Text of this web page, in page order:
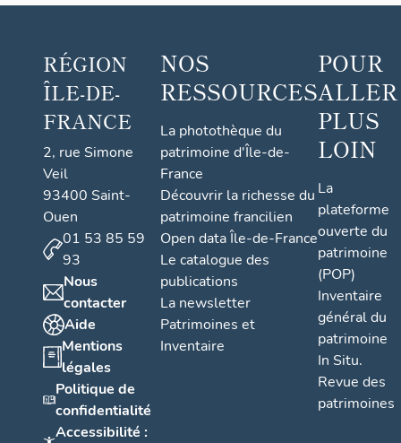
RÉGION
ÎLE-DE-
FRANCE
2, rue Simone
Veil
93400 Saint-
Ouen
01 53 85 59
93
Nous
contacter
Aide
Mentions
légales
Politique de
confidentialité
Accessibilité :
NOS
RESSOURCES
La photothèque du
patrimoine d'Île-de-
France
Découvrir la richesse du
patrimoine francilien
Open data Île-de-France
Le catalogue des
publications
La newsletter
Patrimoines et
Inventaire
POUR
ALLER
PLUS
LOIN
La
plateforme
ouverte du
patrimoine
(POP)
Inventaire
général du
patrimoine
In Situ.
Revue des
patrimoines